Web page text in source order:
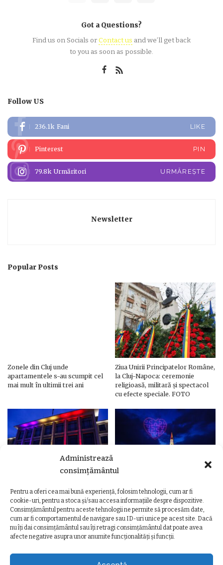
Administrează
consimțământul
Pentru a oferi cea mai bună experiență, folosim tehnologii, cum ar fi
cookie-uri, pentru a stoca și/sau accesa informațiile despre dispozitive.
Consimțământul pentru aceste tehnologii ne permite să procesăm date,
cum ar fi comportamentul de navigare sau ID-uri unice pe acest site. Dacă
nu îți dai consimțământul sau îți retragi consimțământul dat poate avea
afecte negative asupra unor anumite funcționalități și funcții.
Got a Questions?
Find us on Socials orContact us and we’ll get back
to you as soon as possible.
Follow US
236.1k Fani LIKE
Pinterest PIN
79.8k Urmăritori URMĂREȘTE
Newsletter
Popular Posts
Zonele din Cluj unde
apartamentele s-au scumpit cel
mai mult în ultimii trei ani
Ziua Unirii Principatelor Române,
la Cluj-Napoca: ceremonie
religioasă, militară și spectacol
cu efecte speciale. FOTO
Ziua Unirii Principatelor Române
– Clădiri și poduri din Cluj,
iluminate în culorile drapelului
Ziua Unirii la Cluj-Napoca.
Programul complet al
evenimentelor